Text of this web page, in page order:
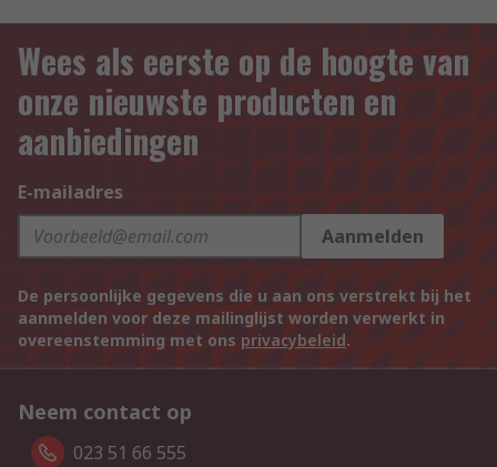
Wees als eerste op de hoogte van
onze nieuwste producten en
aanbiedingen
E-mailadres
Aanmelden
De persoonlijke gegevens die u aan ons verstrekt bij het
aanmelden voor deze mailinglijst worden verwerkt in
overeenstemming met ons privacybeleid.
Neem contact op
023 51 66 555